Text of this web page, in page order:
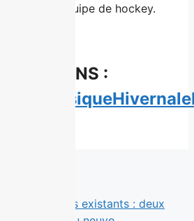
d’une équipe de hockey.
: